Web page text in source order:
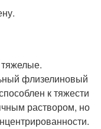
флизелиновый
к тяжести
раствором, но